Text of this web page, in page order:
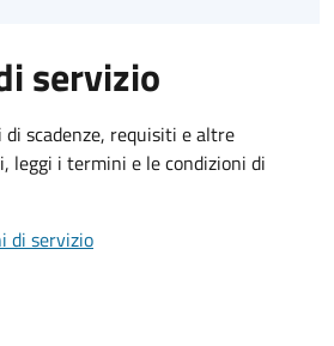
servizio
scadenze, requisiti e altre
leggi i termini e le condizioni di
di servizio